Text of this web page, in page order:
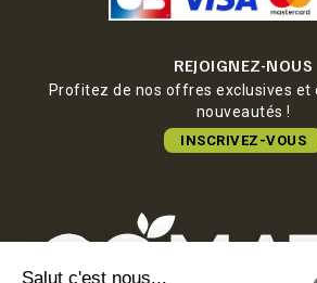
REJOIGNEZ-NOUS
Profitez de nos offres exclusives et
nouveautés !
INSCRIVEZ-VOUS